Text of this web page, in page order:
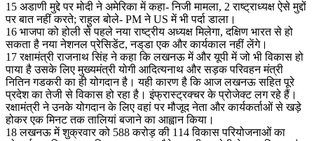
15 अडाणी मुद्दे पर मोदी ने अमेरिका में कहा- निजी मामला, 2 राष्ट्राध्यक्ष ऐसे मुद्दों
पर बात नहीं करते; राहुल बोले- PM ने US में भी पर्दा डाला।
16 भाजपा को होली से पहले नया राष्ट्रीय अध्यक्ष मिलेगा, दक्षिण भारत से हो
सकता है नया नेशनल प्रेसिडेंट, नड्‌डा एक और कार्यकाल नहीं लेंगे।
17 रक्षामंत्री राजनाथ सिंह ने कहा कि लखनऊ में और यूपी में जो भी विकास हो
पाया है उसके लिए मुख्यमंत्री योगी आदित्यनाथ और सड़क परिवहन मंत्री
नितिन गडकरी का ही योगदान है। यही कारण है कि आज लखनऊ सहित पूरे
प्रदेश का तेजी से विकास हो रहा है। इंफ्रास्ट्रक्चर के प्रोजेक्ट लग रहे हैं।
रक्षामंत्री ने उनके योगदान के लिए वहां पर मौजूद नेता और कार्यकर्ताओं से खड़े
होकर एक मिनट तक तालियां बजाने का आह्वान किया।
18 लखनऊ में शुक्रवार को 588 करोड़ की 114 विकास परियोजनाओं का